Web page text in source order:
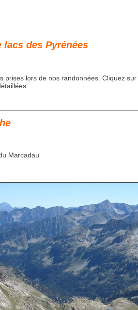
lacs des Pyrénées
prises lors de nos randonnées. Cliquez sur
Marcadau